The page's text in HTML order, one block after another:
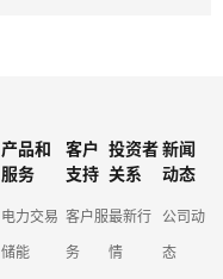
产品和
服务
电力交易
储能
客户
支持
客户服
务
投资者
关系
最新行
情
新闻
动态
公司动
态